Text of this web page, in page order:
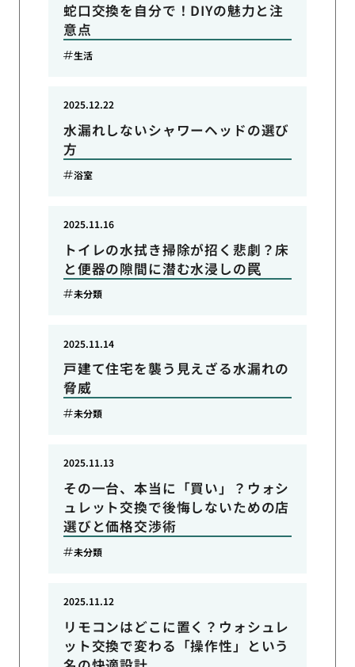
蛇口交換を自分で！DIYの魅力と注
意点
生活
水漏れしないシャワーヘッドの選び
方
2025.12.22
浴室
トイレの水拭き掃除が招く悲劇？床
と便器の隙間に潜む水浸しの罠
2025.11.16
未分類
戸建て住宅を襲う見えざる水漏れの
脅威
2025.11.14
未分類
その一台、本当に「買い」？ウォシ
ュレット交換で後悔しないための店
選びと価格交渉術
2025.11.13
未分類
リモコンはどこに置く？ウォシュレ
ット交換で変わる「操作性」という
2025.11.12